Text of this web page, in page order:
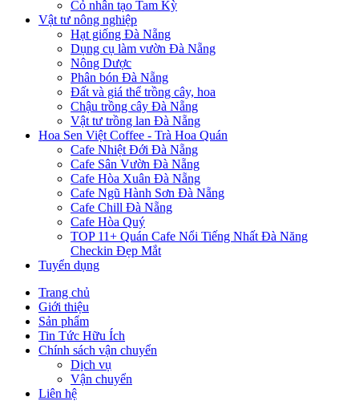
Cỏ nhân tạo Tam Kỳ
Vật tư nông nghiệp
Hạt giống Đà Nẵng
Dụng cụ làm vườn Đà Nẵng
Nông Dược
Phân bón Đà Nẵng
Đất và giá thể trồng cây, hoa
Chậu trồng cây Đà Nẵng
Vật tư trồng lan Đà Nẵng
Hoa Sen Việt Coffee - Trà Hoa Quán
Cafe Nhiệt Đới Đà Nẵng
Cafe Sân Vườn Đà Nẵng
Cafe Hòa Xuân Đà Nẵng
Cafe Ngũ Hành Sơn Đà Nẵng
Cafe Chill Đà Nẵng
Cafe Hòa Quý
TOP 11+ Quán Cafe Nổi Tiếng Nhất Đà Năng
Checkin Đẹp Mắt
Tuyển dụng
Trang chủ
Giới thiệu
Sản phẩm
Tin Tức Hữu Ích
Chính sách vận chuyển
Dịch vụ
Vận chuyển
Liên hệ